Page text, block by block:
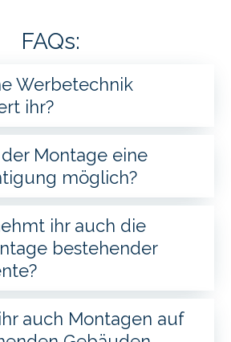
FAQs:
Werbetechnik
ihr?
der Montage eine
möglich?
ihr auch die
bestehender
auch Montagen auf